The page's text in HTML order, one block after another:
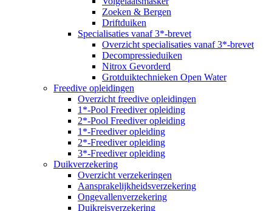
Zoeken & Bergen
Driftduiken
Specialisaties vanaf 3*-brevet
Overzicht specialisaties vanaf 3*-brevet
Decompressieduiken
Nitrox Gevorderd
Grotduiktechnieken Open Water
Freedive opleidingen
Overzicht freedive opleidingen
1*-Pool Freediver opleiding
2*-Pool Freediver opleiding
1*-Freediver opleiding
2*-Freediver opleiding
3*-Freediver opleiding
Duikverzekering
Overzicht verzekeringen
Aansprakelijkheidsverzekering
Ongevallenverzekering
Duikreisverzekering